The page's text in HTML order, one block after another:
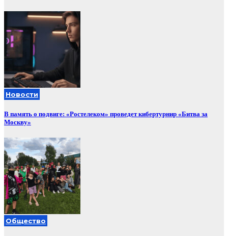
Новости
В память о подвиге: «Ростелеком» проведет кибертурнир «Битва за
Москву»
Общество